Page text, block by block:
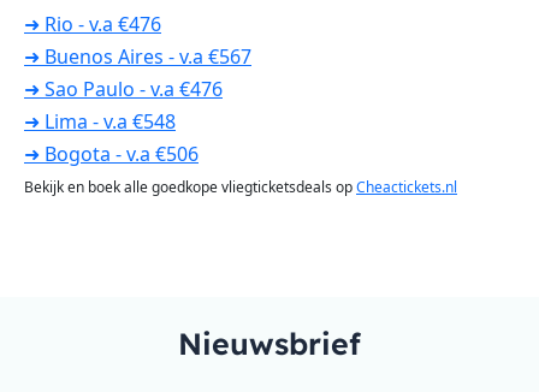
➜ Rio - v.a €476
➜ Buenos Aires - v.a €567
➜ Sao Paulo - v.a €476
➜ Lima - v.a €548
➜ Bogota - v.a €506
Bekijk en boek alle goedkope vliegticketsdeals opCheactickets.nl
Nieuwsbrief